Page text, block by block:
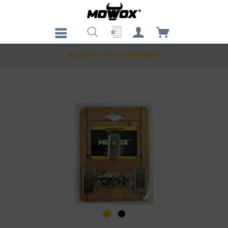
Accessoires voor robotmaaiers